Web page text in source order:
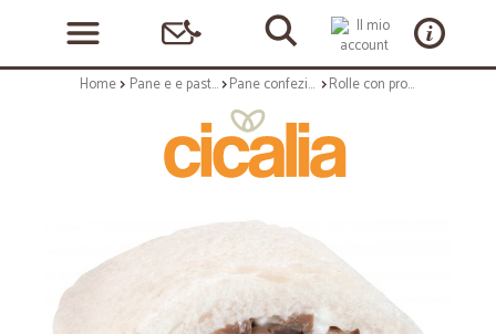
Home Pane e e pasticceria Pane confezionato Rolle con prosciutto di Praga e funghi gr.150